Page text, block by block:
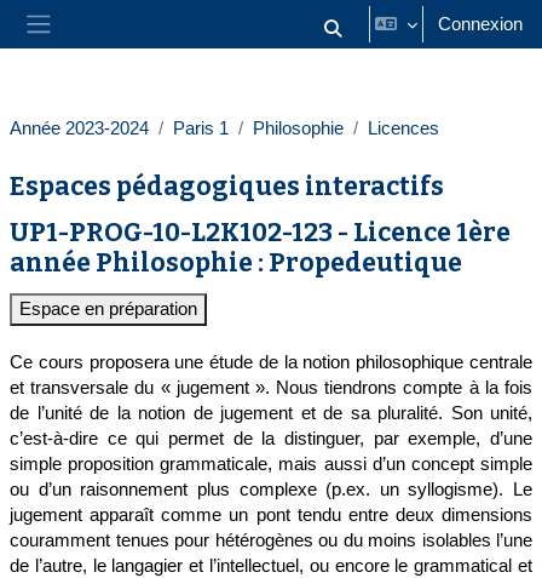
Passer au contenu principal
Panneau latéral Activer/désactiver la saisie
Connexion
Année 2023-2024 Paris 1 Philosophie Licences
Espaces pédagogiques interactifs
UP1-PROG-10-L2K102-123 - Licence 1ère
année Philosophie : Propedeutique
Espace en préparation
Ce cours proposera une étude de la notion philosophique centrale
et transversale du « jugement ». Nous tiendrons compte à la fois
de l’unité de la notion de jugement et de sa pluralité. Son unité,
c’est-à-dire ce qui permet de la distinguer, par exemple, d’une
simple proposition grammaticale, mais aussi d’un concept simple
ou d’un raisonnement plus complexe (p.ex. un syllogisme). Le
jugement apparaît comme un pont tendu entre deux dimensions
couramment tenues pour hétérogènes ou du moins isolables l’une
de l’autre, le langagier et l’intellectuel, ou encore le grammatical et